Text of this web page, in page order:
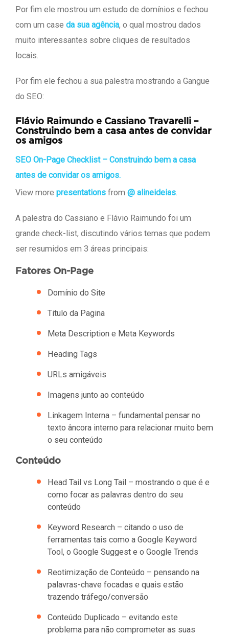
Por fim ele mostrou um estudo de domínios e fechou
com um case da sua agência, o qual mostrou dados
muito interessantes sobre cliques de resultados
locais.
Por fim ele fechou a sua palestra mostrando a Gangue
do SEO:
Flávio Raimundo e Cassiano Travarelli –
Construindo bem a casa antes de convidar
os amigos
SEO On-Page Checklist – Construindo bem a casa
antes de convidar os amigos.
View more presentations from @ alineideias
A palestra do Cassiano e Flávio Raimundo foi um
grande check-list, discutindo vários temas que podem
ser resumidos em 3 áreas principais:
Fatores On-Page
Domínio do Site
Titulo da Pagina
Meta Description e Meta Keywords
Heading Tags
URLs amigáveis
Imagens junto ao conteúdo
Linkagem Interna – fundamental pensar no
texto âncora interno para relacionar muito bem
o seu conteúdo
Conteúdo
Head Tail vs Long Tail – mostrando o que é e
como focar as palavras dentro do seu
conteúdo
Keyword Research – citando o uso de
ferramentas tais como a Google Keyword
Tool, o Google Suggest e o Google Trends
Reotimização de Conteúdo – pensando na
palavras-chave focadas e quais estão
trazendo tráfego/conversão
Conteúdo Duplicado – evitando este
problema para não comprometer as suas